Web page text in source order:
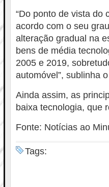
“Do ponto de vista do
acordo com o seu
alteração gradual na
bens de média
2005 e 2019,
automóvel”, sublinha
Ainda assim, as
baixa tecnologia, que
Fonte: Notícias ao
Tags: